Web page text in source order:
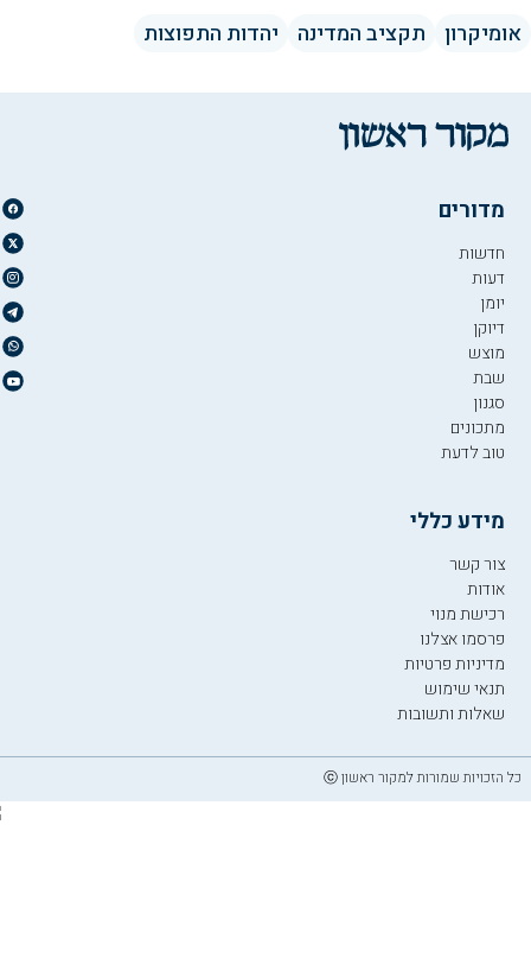
אומיקרון תקציב המדינה יהדות התפוצות
מדורים
חדשות
דעות
יומן
דיוקן
מוצש
שבת
סגנון
מתכונים
טוב לדעת
מידע כללי
צור קשר
אודות
רכישת מנוי
פרסמו אצלנו
מדיניות פרטיות
תנאי שימוש
שאלות ותשובות
כל הזכויות שמורות למקור ראשון ⓒ